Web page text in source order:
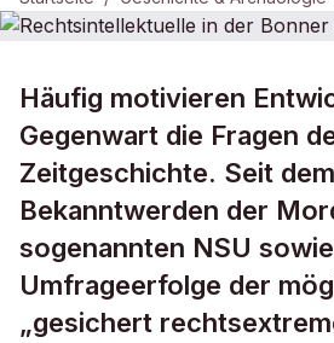
Rechtsintellektuelle in
Republik
Häufig motivieren
Gegenwart die Fragen
Zeitgeschichte. Seit dem
Bekanntwerden der
sogenannten NSU
Umfrageerfolge der
„gesichert